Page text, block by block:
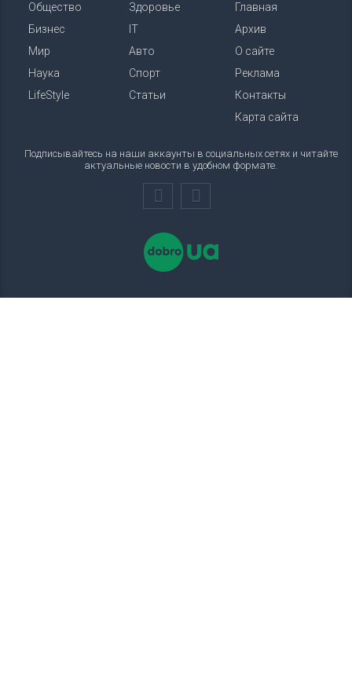
Общество
Бизнес
Мир
Наука
LifeStyle
Здоровье
IT
Авто
Спорт
Статьи
Главная
Архив
О сайте
Реклама
Контакты
Карта сайта
Подписывайтесь на наши аккаунты в социальных сетях и читайте
актуальные новости в удобном формате.